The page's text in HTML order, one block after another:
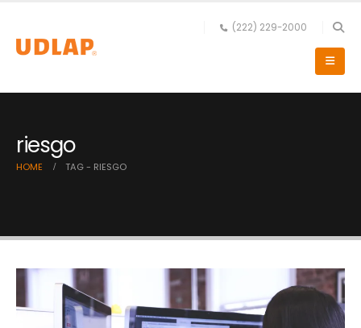
(222) 229-2000
riesgo
HOME TAG - RIESGO